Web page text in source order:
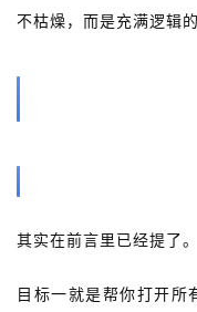
不枯燥，而是充满逻辑
其实在前言里已经提了。
目标一就是帮你打开所